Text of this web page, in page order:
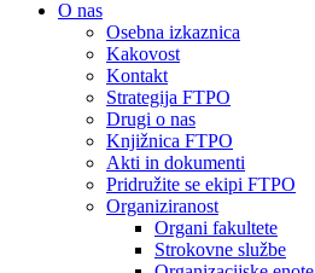
O nas
Osebna izkaznica
Kakovost
Kontakt
Strategija FTPO
Drugi o nas
Knjižnica FTPO
Akti in dokumenti
Pridružite se ekipi FTPO
Organiziranost
Organi fakultete
Strokovne službe